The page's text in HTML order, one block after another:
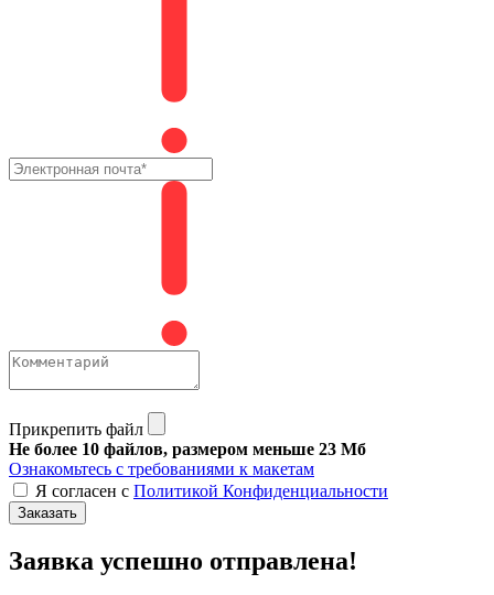
Прикрепить файл
Не более 10 файлов, размером меньше 23 Мб
Ознакомьтесь с требованиями к макетам
Я согласен с Политикой Конфиденциальности
Заказать
Заявка успешно отправлена!